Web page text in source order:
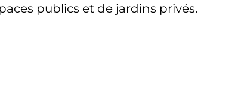
publics et de jardins privés.